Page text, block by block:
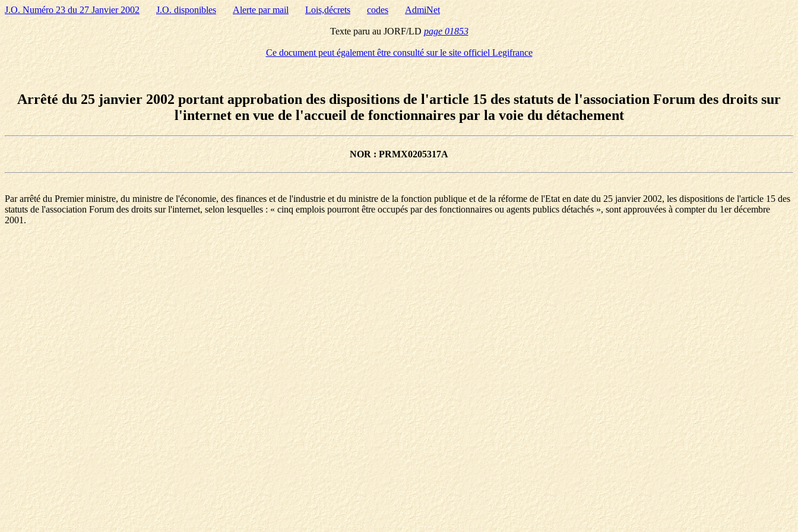
J.O. Numéro 23 du 27 Janvier 2002 J.O. disponibles Alerte par mail Lois,décrets codes AdmiNet
Texte paru au JORF/LDpage 01853
Ce document peut également être consulté sur le site officiel Legifrance
Arrêté du 25 janvier 2002 portant approbation des dispositions de l'article 15 des statuts de l'association Forum des droits sur
l'internet en vue de l'accueil de fonctionnaires par la voie du détachement
NOR : PRMX0205317A
Par arrêté du Premier ministre, du ministre de l'économie, des finances et de l'industrie et du ministre de la fonction publique et de la réforme de l'Etat en date du 25 janvier 2002, les dispositions de l'article 15 des
statuts de l'association Forum des droits sur l'internet, selon lesquelles : « cinq emplois pourront être occupés par des fonctionnaires ou agents publics détachés », sont approuvées à compter du 1er décembre
2001.